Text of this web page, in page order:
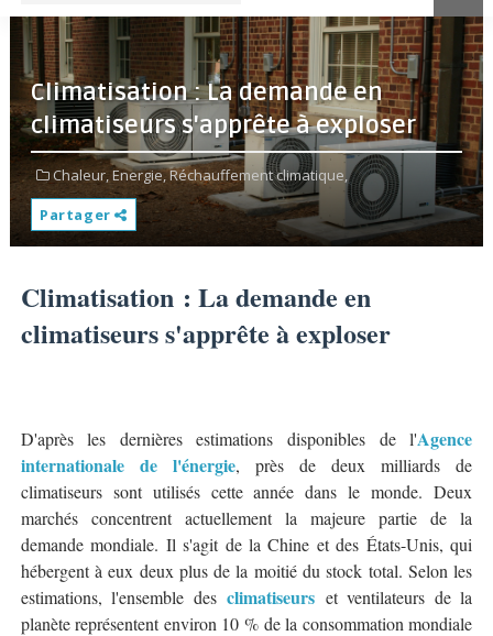
Climatisation : La demande en
climatiseurs s'apprête à exploser
Chaleur,Energie,Réchauffement climatique,
Partager
Climatisation : La demande en
climatiseurs s'apprête à exploser
D'après les dernières estimations disponibles de l'Agence
internationale de l'énergie, près de deux milliards de
climatiseurs sont utilisés cette année dans le monde. Deux
marchés concentrent actuellement la majeure partie de la
demande mondiale. Il s'agit de la Chine et des États-Unis, qui
hébergent à eux deux plus de la moitié du stock total. Selon les
estimations, l'ensemble desclimatiseurs et ventilateurs de la
planète représentent environ 10 % de la consommation mondiale